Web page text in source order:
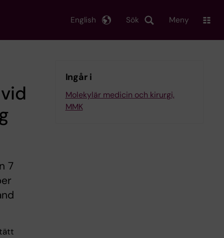
Sök
English Meny
7
Ingår i
Molekylär medicin och kirurgi,
MMK